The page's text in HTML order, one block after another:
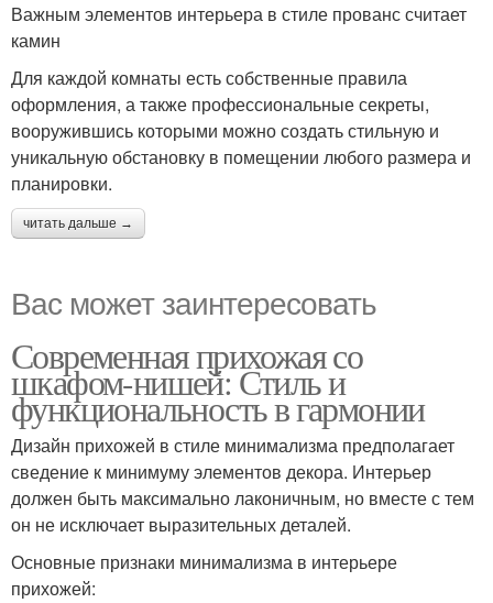
Важным элементов интерьера в стиле прованс считает
камин
Для каждой комнаты есть собственные правила
оформления, а также профессиональные секреты,
вооружившись которыми можно создать стильную и
уникальную обстановку в помещении любого размера и
планировки.
читать дальше →
Вас может заинтересовать
Современная прихожая со
шкафом-нишей: Стиль и
функциональность в гармонии
Дизайн прихожей в стиле минимализма предполагает
сведение к минимуму элементов декора. Интерьер
должен быть максимально лаконичным, но вместе с тем
он не исключает выразительных деталей.
Основные признаки минимализма в интерьере
прихожей: